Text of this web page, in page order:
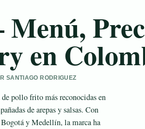
en
SANTIAGO RODRIGUEZ
pollo frito más reconocidas en
de arepas y salsas. Con
y Medellín, la marca ha